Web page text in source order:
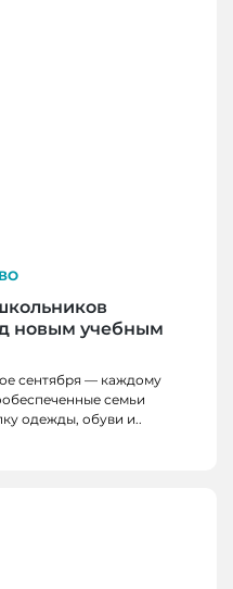
новым учебным
сентября — каждому
семьи
одежды, обуви и..